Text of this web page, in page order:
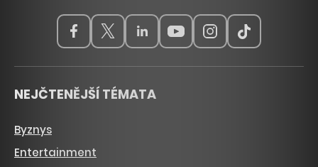
NEJČTENĚJŠÍ TÉMATA
Byznys
Entertainment